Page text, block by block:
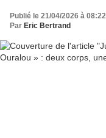
Publié le 21/04/2026 à 08:22
Par Eric Bertrand